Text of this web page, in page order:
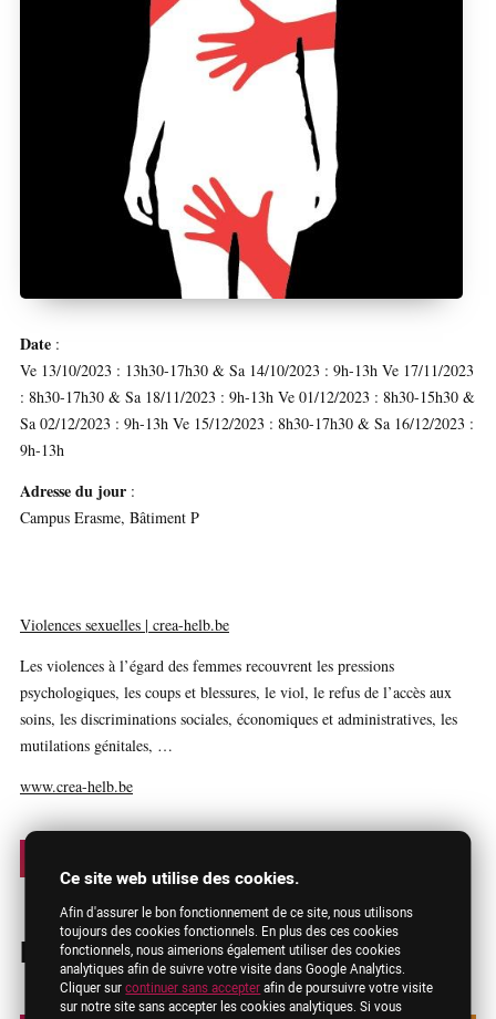
Date :
Ve 13/10/2023 : 13h30-17h30 & Sa 14/10/2023 : 9h-13h Ve 17/11/2023
: 8h30-17h30 & Sa 18/11/2023 : 9h-13h Ve 01/12/2023 : 8h30-15h30 &
Sa 02/12/2023 : 9h-13h Ve 15/12/2023 : 8h30-17h30 & Sa 16/12/2023 :
9h-13h
Adresse du jour :
Campus Erasme, Bâtiment P
Violences sexuelles | crea-helb.be
Les violences à l’égard des femmes recouvrent les pressions
psychologiques, les coups et blessures, le viol, le refus de l’accès aux
soins, les discriminations sociales, économiques et administratives, les
mutilations génitales, …
www.crea-helb.be
Partagez
Ce site web utilise des cookies.
Afin d'assurer le bon fonctionnement de ce site, nous utilisons
toujours des cookies fonctionnels. En plus des ces cookies
fonctionnels, nous aimerions également utiliser des cookies
analytiques afin de suivre votre visite dans Google Analytics.
Cliquer surcontinuer sans accepterafin de poursuivre votre visite
sur notre site sans accepter les cookies analytiques. Si vous